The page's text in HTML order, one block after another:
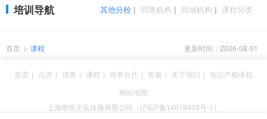
其他分校 | 同类机构 | 同城机构 | 课程分类
培训导航
首页 > 课程 更新时间：2026-08-01
首页 | 点评 | 优惠 | 课程 | 商务合作 | 客服 | 关于我们 | 知识产权维权
网站地图
上海咿呀文化传播有限公司（沪ICP备14019403号-1）